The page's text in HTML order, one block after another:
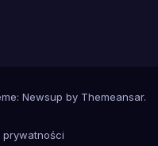
Newsup by Themeansar.
prywatności